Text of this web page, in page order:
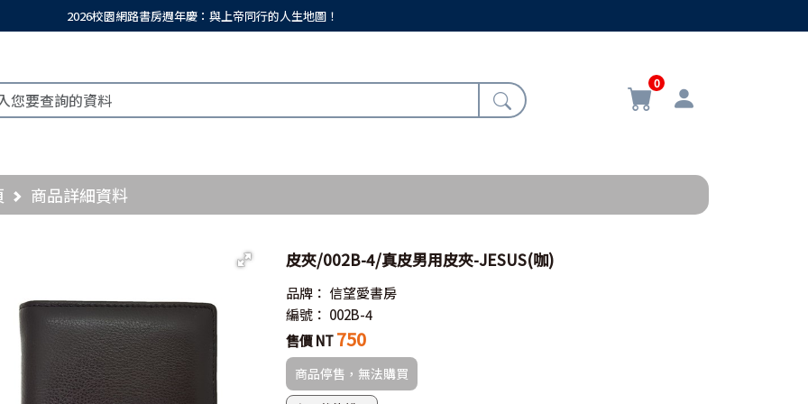
2026校園網路書房週年慶：與上帝同行的人生地圖！
0
商品詳細資料
皮夾/002B-4/真皮男用皮夾-JESUS(咖)
品牌： 信望愛書房
編號： 002B-4
售價 NT750
商品停售，無法購買